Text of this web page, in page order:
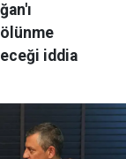
iddia